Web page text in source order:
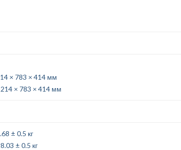
× 783 × 414 мм
× 783 × 414 мм
± 0.5 кг
± 0.5 кг